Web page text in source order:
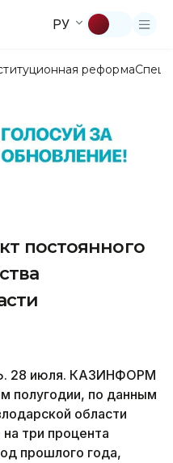
РУ
реформа
постоянного
28 июля. КАЗИНФОРМ
полугодии, по данным
области
три процента
прошлого года,